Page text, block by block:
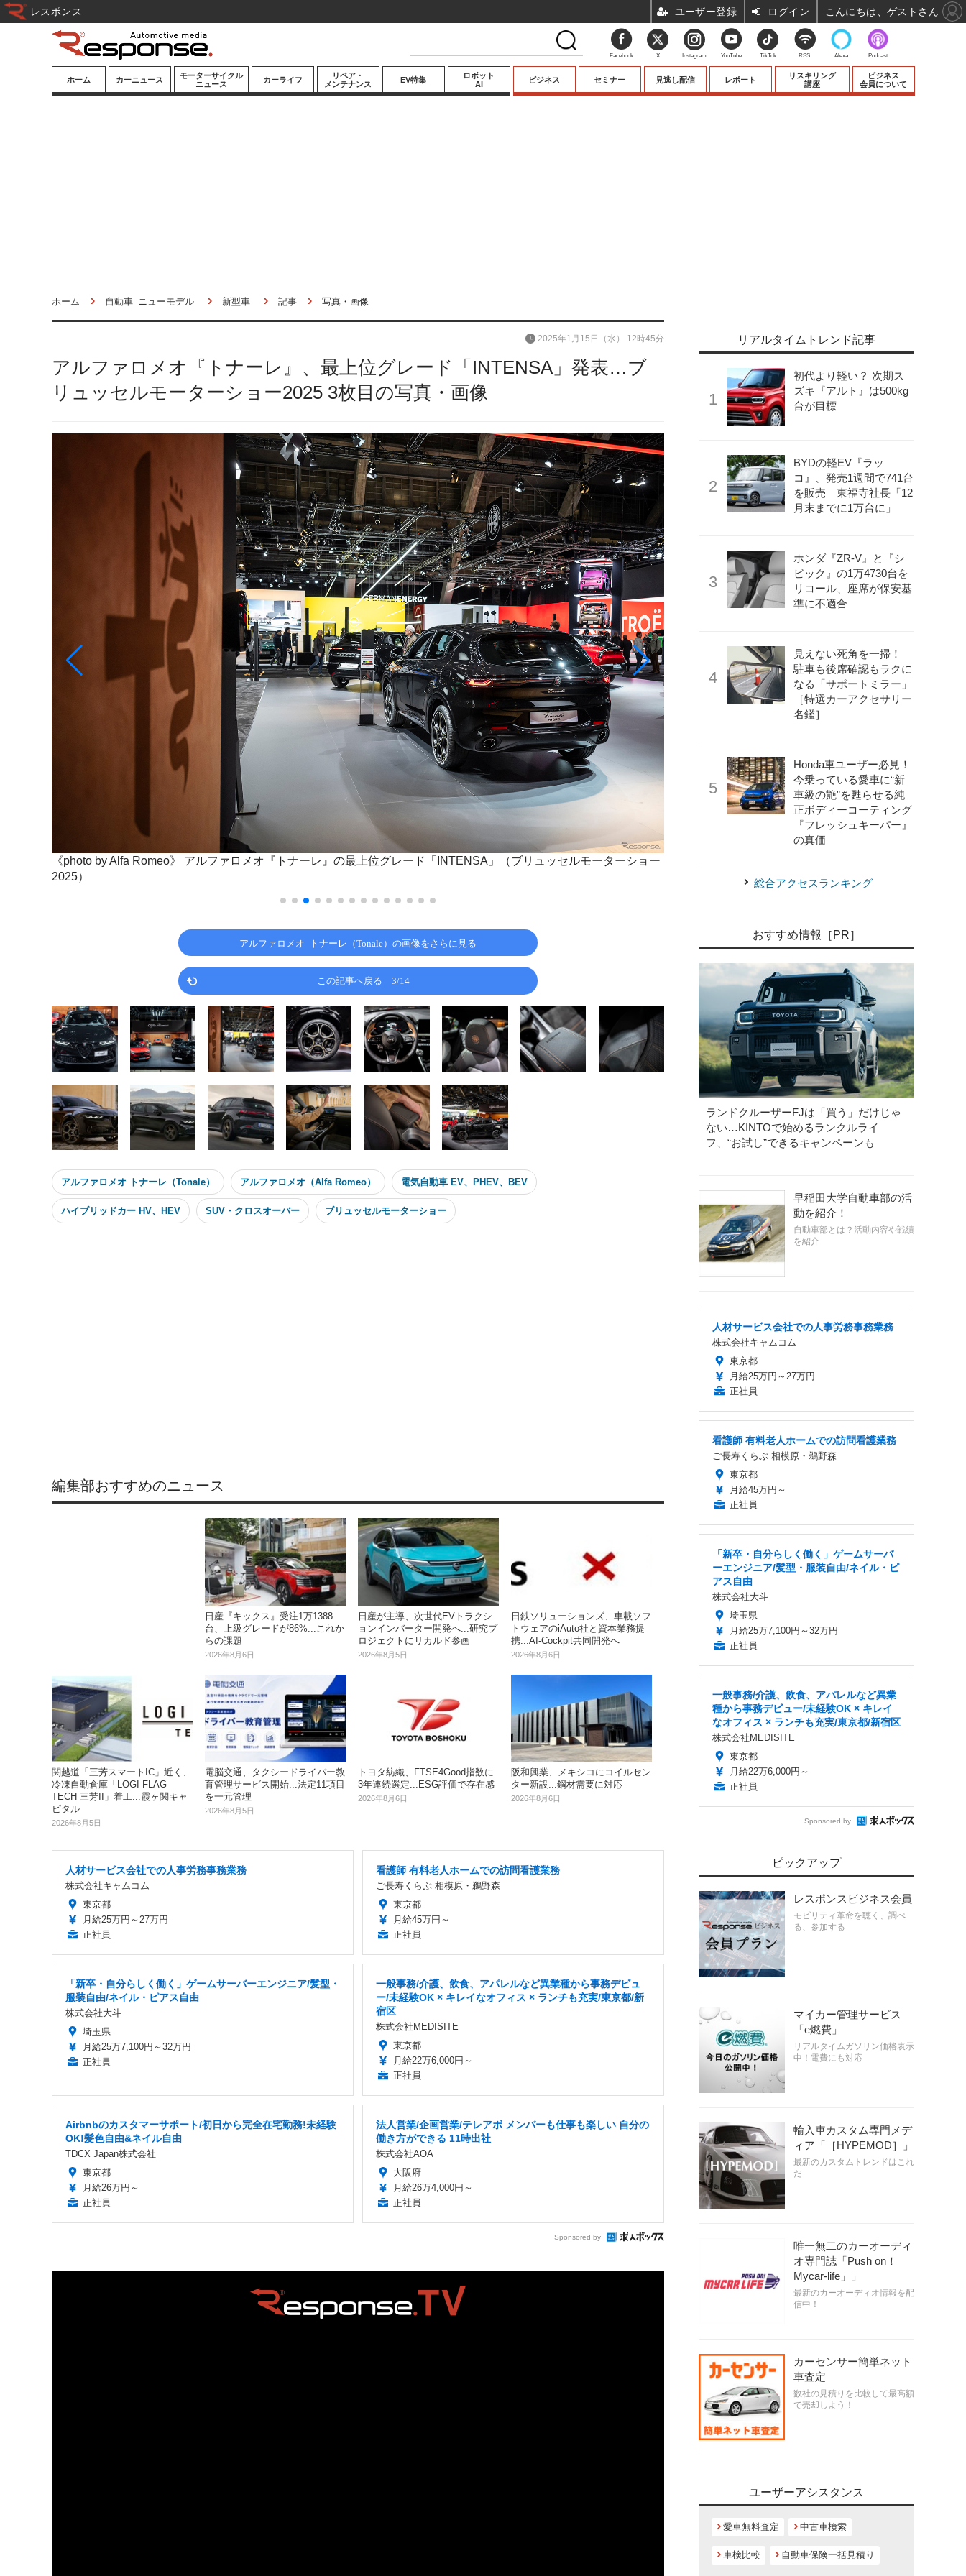
ホーム カーニュース
モーターサイクル
ニュース
カーライフ
リペア・
メンテナンス
EV特集
ロボット
AI
ビジネス セミナー 見逃し配信 レポート
リスキリング
講座
ビジネス
会員について
ホーム 自動車 ニューモデル 新型車 記事 写真・画像
アルファロメオ『トナーレ』、最上位グレード「INTENSA」発表…ブ
リュッセルモーターショー2025 3枚目の写真・画像
2025年1月15日（水） 12時45分
《photo by Alfa Romeo》
アルファロメオ『トナーレ』の最上位グレード「INTENSA」（ブリュッセルモーターショー
2025）
アルファロメオ『トナーレ』
アルファロメオ トナーレ（Tonale）の画像をさらに見る
この記事へ戻る 3/14
アルファロメオ トナーレ（Tonale） アルファロメオ（Alfa Romeo） 電気自動車 EV、PHEV、BEV
ハイブリッドカー HV、HEV SUV・クロスオーバー ブリュッセルモーターショー
編集部おすすめのニュース
日産『キックス』受注1万1388
台、上級グレードが86%...これか
らの課題
2026年8月6日
日産が主導、次世代EVトラクシ
ョンインバーター開発へ...研究プ
ロジェクトにリカルド参画
2026年8月5日
日鉄ソリューションズ、車載ソフ
トウェアのiAuto社と資本業務提
携...AI-Cockpit共同開発へ
2026年8月6日
関越道「三芳スマートIC」近く、
冷凍自動倉庫「LOGI FLAG
TECH 三芳II」着工...霞ヶ関キャ
ピタル
2026年8月5日
電脳交通、タクシードライバー教
育管理サービス開始...法定11項目
を一元管理
2026年8月5日
トヨタ紡織、FTSE4Good指数に
3年連続選定...ESG評価で存在感
2026年8月6日
阪和興業、メキシコにコイルセン
ター新設...鋼材需要に対応
2026年8月6日
人材サービス会社での人事労務事務業務
株式会社キャムコム
東京都
月給25万円～27万円
正社員
看護師 有料老人ホームでの訪問看護業務
ご長寿くらぶ 相模原・鵜野森
東京都
月給45万円～
正社員
「新卒・自分らしく働く」ゲームサーバーエンジニア/髪型・
服装自由/ネイル・ピアス自由
株式会社大斗
埼玉県
月給25万7,100円～32万円
正社員
一般事務/介護、飲食、アパレルなど異業種から事務デビュ
ー/未経験OK × キレイなオフィス × ランチも充実/東京都/新
宿区
株式会社MEDISITE
東京都
月給22万6,000円～
正社員
Airbnbのカスタマーサポート/初日から完全在宅勤務!未経験
OK!髪色自由&ネイル自由
TDCX Japan株式会社
東京都
月給26万円～
正社員
法人営業/企画営業/テレアポ メンバーも仕事も楽しい 自分の
働き方ができる 11時出社
株式会社AOA
大阪府
月給26万4,000円～
正社員
Sponsored by
リアルタイムトレンド記事
初代より軽い？ 次期ス
ズキ『アルト』は500kg
台が目標
BYDの軽EV『ラッ
コ』、発売1週間で741台
を販売 東福寺社長「12
月末までに1万台に」
ホンダ『ZR-V』と『シ
ビック』の1万4730台を
リコール、座席が保安基
準に不適合
見えない死角を一掃！
駐車も後席確認もラクに
なる「サポートミラー」
［特選カーアクセサリー
名鑑］
Honda車ユーザー必見！
今乗っている愛車に“新
車級の艶”を甦らせる純
正ボディーコーティング
『フレッシュキーパー』
の真価
総合アクセスランキング
おすすめ情報［PR］
ランドクルーザーFJは「買う」だけじゃ
ない…KINTOで始めるランクルライ
フ、“お試し”できるキャンペーンも
早稲田大学自動車部の活
動を紹介！
自動車部とは？活動内容や戦績
を紹介
人材サービス会社での人事労務事務業務
株式会社キャムコム
東京都
月給25万円～27万円
正社員
看護師 有料老人ホームでの訪問看護業務
ご長寿くらぶ 相模原・鵜野森
東京都
月給45万円～
正社員
「新卒・自分らしく働く」ゲームサーバ
ーエンジニア/髪型・服装自由/ネイル・ピ
アス自由
株式会社大斗
埼玉県
月給25万7,100円～32万円
正社員
一般事務/介護、飲食、アパレルなど異業
種から事務デビュー/未経験OK × キレイ
なオフィス × ランチも充実/東京都/新宿区
株式会社MEDISITE
東京都
月給22万6,000円～
正社員
Sponsored by
ピックアップ
レスポンスビジネス会員
モビリティ革命を聴く、調べ
る、参加する
マイカー管理サービス
「e燃費」
リアルタイムガソリン価格表示
中！電費にも対応
輸入車カスタム専門メデ
ィア「［HYPEMOD］」
最新のカスタムトレンドはこれ
だ
唯一無二のカーオーディ
オ専門誌「Push on！
Mycar-life」」
最新のカーオーディオ情報を配
信中！
カーセンサー簡単ネット
車査定
数社の見積りを比較して最高額
で売却しよう！
ユーザーアシスタンス
愛車無料査定 中古車検索
車検比較 自動車保険一括見積り
Facebook X Instagram YouTube TikTok RSS Alexa Podcast
レスポンス ユーザー登録 ログイン こんにちは、ゲストさん